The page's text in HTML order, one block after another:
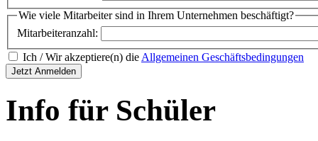
Wie viele Mitarbeiter sind in Ihrem Unternehmen beschäftigt?
Mitarbeiteranzahl:
Ich / Wir akzeptiere(n) die Allgemeinen Geschäftsbedingungen
Info für Schüler